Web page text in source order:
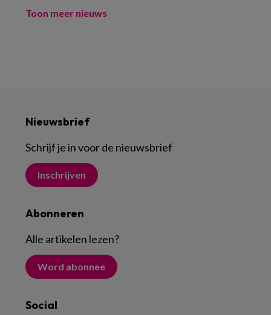
Toon meer nieuws
Nieuwsbrief
Schrijf je in voor de nieuwsbrief
Inschrijven
Abonneren
Alle artikelen lezen?
Word abonnee
Social